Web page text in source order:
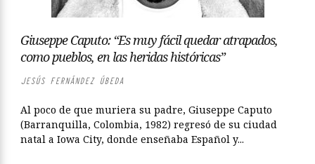
Giuseppe Caputo: “Es muy fácil quedar atrapados,
como pueblos, en las heridas históricas”
JESÚS FERNÁNDEZ ÚBEDA
Al poco de que muriera su padre, Giuseppe Caputo
(Barranquilla, Colombia, 1982) regresó de su ciudad
natal a Iowa City, donde enseñaba Español y...